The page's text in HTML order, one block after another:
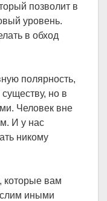
позволит в
уровень.
в обход
полярность,
но в
Человек вне
И у нас
никому
вам
иными